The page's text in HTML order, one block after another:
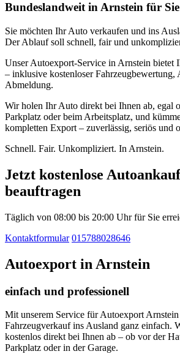
Bundeslandweit in Arnstein für
Sie möchten Ihr Auto verkaufen und ins
Der Ablauf soll schnell, fair und
Unser Autoexport-Service in Arnstein bietet
– inklusive kostenloser Fahrzeugbewertung,
Abmeldung.
Wir holen Ihr Auto direkt bei Ihnen ab, egal
Parkplatz oder beim Arbeitsplatz, und
kompletten Export – zuverlässig, seriös und
Schnell. Fair. Unkompliziert. In Arnstein.
Jetzt kostenlose
beauftragen
Täglich von 08:00 bis 20:00 Uhr für Sie
Kontaktformular 015788028646
Autoexport in Arnstein
einfach und professionell
Mit unserem Service für Autoexport
Fahrzeugverkauf ins Ausland ganz einfach.
kostenlos direkt bei Ihnen ab – ob vor der
Parkplatz oder in der Garage.